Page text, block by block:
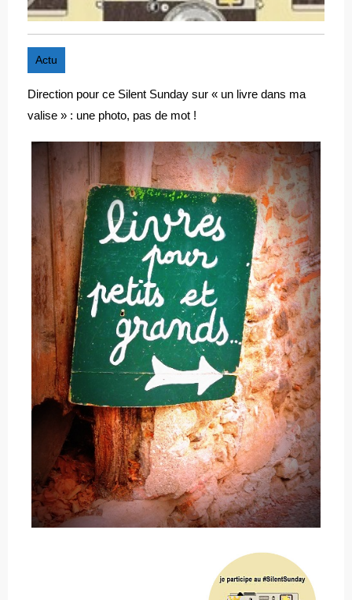
Actu
Direction pour ce Silent Sunday sur « un livre dans ma
valise » : une photo, pas de mot !